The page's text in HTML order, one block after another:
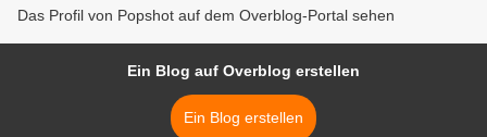
Das Profil von Popshot auf dem Overblog-Portal sehen
Ein Blog auf Overblog erstellen
Ein Blog erstellen